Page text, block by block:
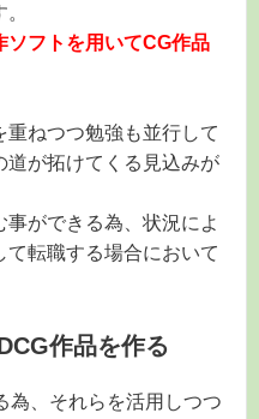
ソフトを用いてCG作品
ねつつ勉強も並行して
道が拓けてくる見込みが
事ができる為、状況によ
て転職する場合において
作品を作る
為、それらを活用しつつ